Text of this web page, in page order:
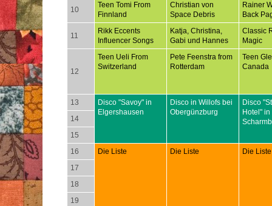
10
Teen Tomi From
Finnland
Christian von
Space Debris
Rainer
Back
11
Rikk Eccents
Influencer Songs
Katja, Christina,
Gabi und Hannes
Classic
Magic
12
Teen Ueli From
Switzerland
Pete Feenstra from
Rotterdam
Teen
Canada
13
Disco "Savoy" in
Elgershausen
Disco in Willofs bei
Obergünzburg
Disco
Hotel"
14
15
16
Die Liste Die Liste
Die Liste
17
18
19